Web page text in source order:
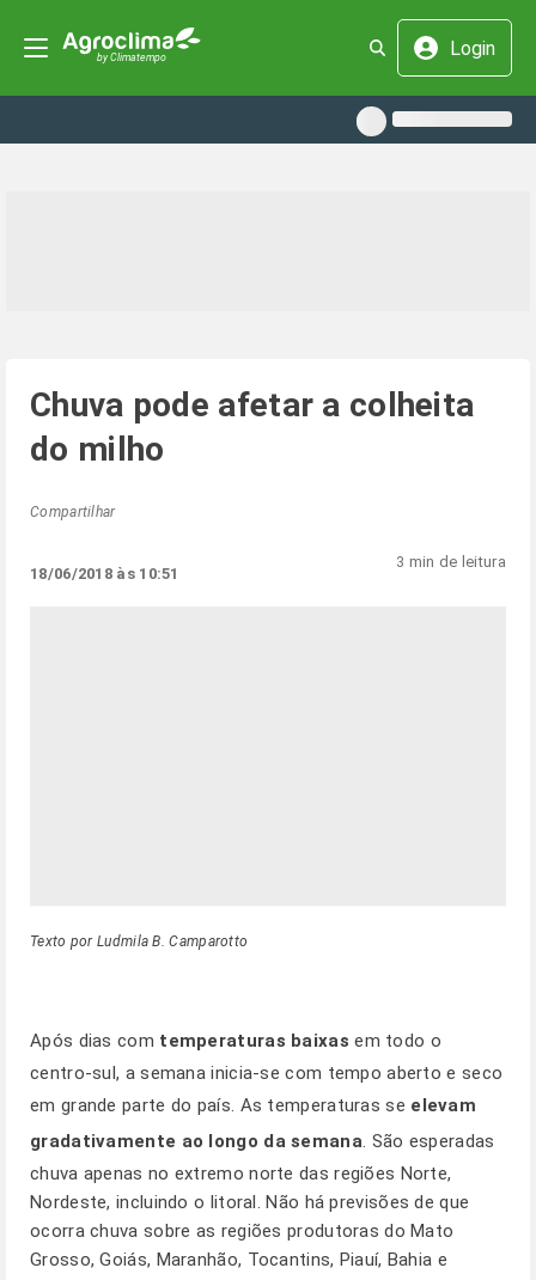
Login
Chuva pode afetar a colheita
do milho
Compartilhar
18/06/2018 às 10:51
3 min de leitura
Texto por Ludmila B. Camparotto
Após dias com temperaturas baixas em todo o
centro-sul, a semana inicia-se com tempo aberto e seco
em grande parte do país. As temperaturas se elevam
gradativamente ao longo da semana. São esperadas
chuva apenas no extremo norte das regiões Norte,
Nordeste, incluindo o litoral. Não há previsões de que
ocorra chuva sobre as regiões produtoras do Mato
Grosso, Goiás, Maranhão, Tocantins, Piauí, Bahia e